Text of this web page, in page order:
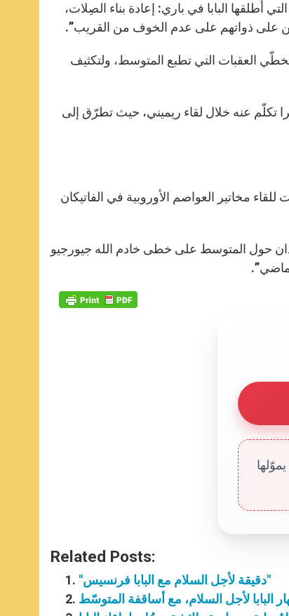
أطلقها البابا في باري: إعادة بناء الصِلات،
على ذواتهم على عدم الخوف من القريب”.
العقبات التي تطبع المتوسط، ولتكثيف
تكلّم عنه خلال لقاء ريميني، حيث تطرّق إلى
مخاتير العواصم الأوروبية في الفاتيكان
من بلدان حول المتوسط على خطى خادم الله جيورجيو
Related Posts:
"دقيقة لأجل السلام مع البابا فرنسيس"
البابا لأجل السلام، مع أساقفة المتوسّط